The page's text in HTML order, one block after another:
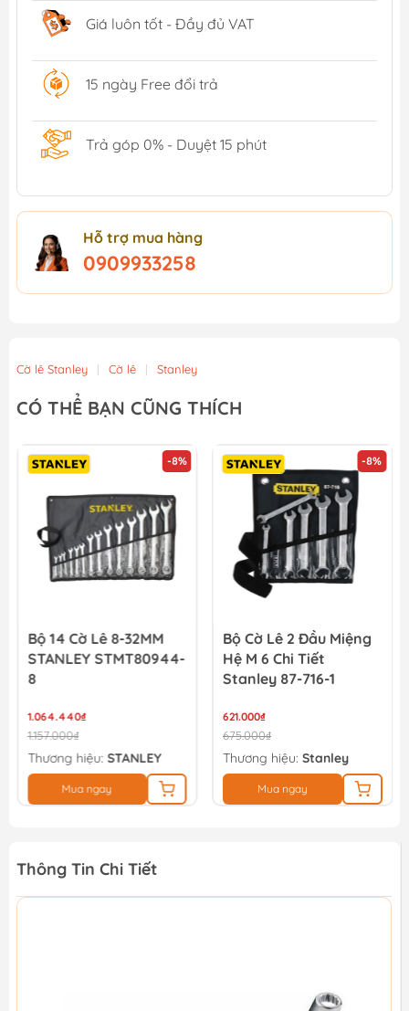
Giá luôn tốt - Đầy đủ VAT
15 ngày Free đổi trả
Trả góp 0% - Duyệt 15 phút
Hỗ trợ mua hàng
0909933258
Cờ lê Stanley | Cờ lê | Stanley
CÓ THỂ BẠN CŨNG THÍCH
-8%
Bộ 14 Cờ Lê 8-32MM
STANLEY STMT80944-
8
1.064.440₫
1.157.000₫
Thương hiệu: STANLEY
Mua ngay
-8%
Bộ Cờ Lê 2 Đầu Miệng
Hệ M 6 Chi Tiết
Stanley 87-716-1
621.000₫
675.000₫
Thương hiệu: Stanley
Mua ngay
Thông Tin Chi Tiết